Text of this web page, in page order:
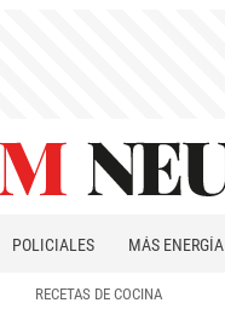
POLICIALES MÁS ENERGÍA
RECETAS DE COCINA